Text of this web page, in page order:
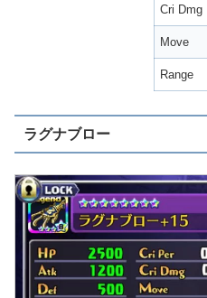
Cri Dmg
Move
Range
ラグナブロー